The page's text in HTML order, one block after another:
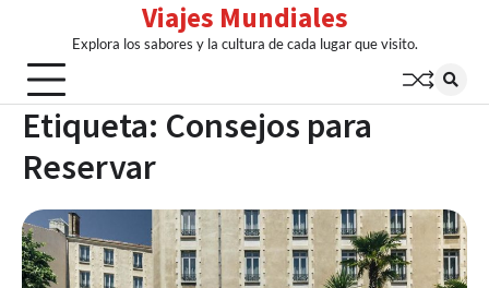
content
Viajes Mundiales
Explora los sabores y la cultura de cada lugar que visito.
Etiqueta: Consejos para
Reservar